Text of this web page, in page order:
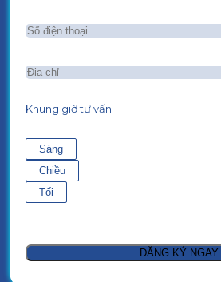
Khung giờ tư vấn
Sáng
Chiều
Tối